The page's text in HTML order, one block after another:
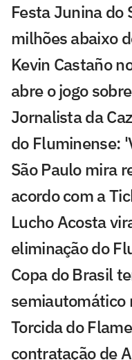
Festa Junina do
milhões abaixo
Kevin Castaño
abre o jogo
Jornalista da
do Fluminense:
São Paulo mira
acordo com a
Lucho Acosta
eliminação do
Copa do Brasil
semiautomático
Torcida do
contratação de